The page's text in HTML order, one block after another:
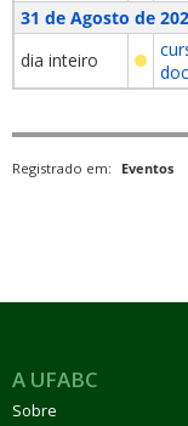
31 de Agosto de
dia inteiro
Registrado em: Eventos
A UFABC
Sobre